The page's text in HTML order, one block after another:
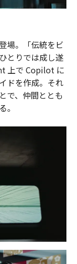
場。「伝統をビ
とりでは成し遂
上で Copilot に
ドを作成。それ
で、仲間ととも
。